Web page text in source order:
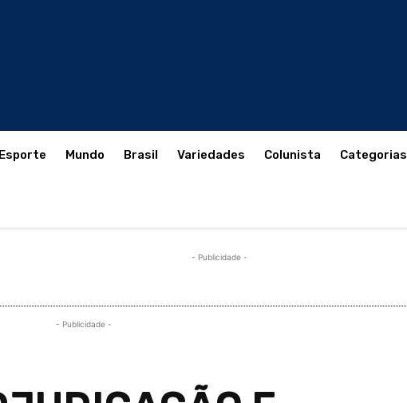
Esporte Mundo Brasil Variedades Colunista Categorias
- Publicidade -
- Publicidade -